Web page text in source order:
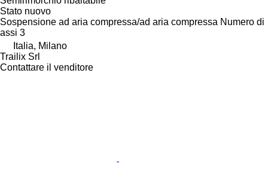
Stato nuovo
Sospensione ad aria compressa/ad aria compressa Numero di
assi 3
Italia, Milano
Trailix Srl
Contattare il venditore